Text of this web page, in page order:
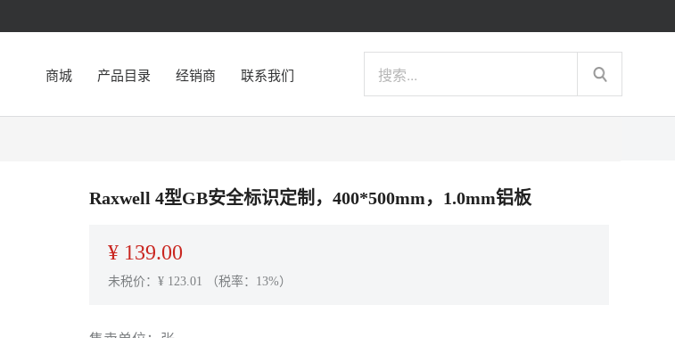
商城 产品目录 经销商 联系我们
Raxwell 4型GB安全标识定制，400*500mm，1.0mm铝板
¥ 139.00
未税价：¥ 123.01 （税率：13%）